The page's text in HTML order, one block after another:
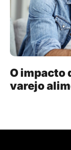
O impacto
varejo